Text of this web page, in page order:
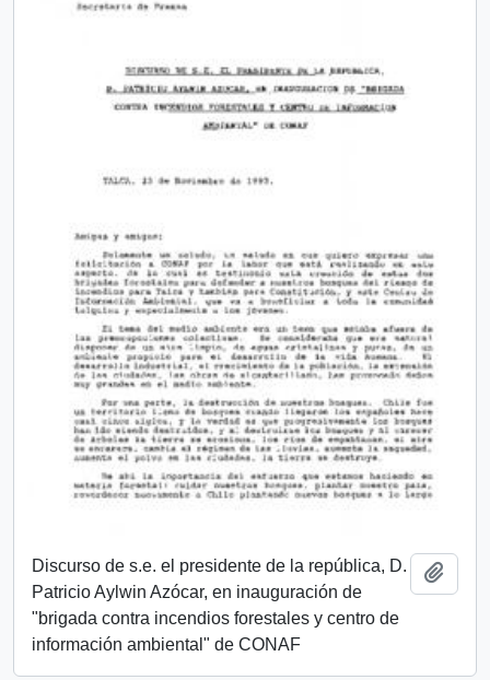
Discurso de s.e. el presidente de la república, D.
Patricio Aylwin Azócar, en inauguración de
"brigada contra incendios forestales y centro de
información ambiental" de CONAF